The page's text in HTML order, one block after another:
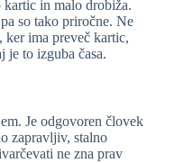
in malo drobiža.
so tako priročne. Ne
ker ima preveč kartic,
je to izguba časa.
Je odgovoren človek
zapravljiv, stalno
ne zna prav